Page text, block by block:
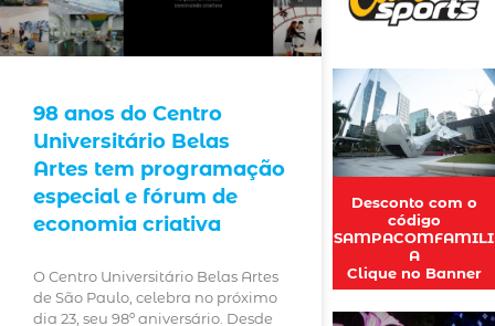
98 anos do Centro
Universitário Belas
Artes tem programação
especial e fórum de
economia criativa
O Centro Universitário Belas Artes
de São Paulo, celebra no próximo
dia 23, seu 98º aniversário. Desde
Desconto com o
código
SAMPACOMFAMILI
A
Clique no Banner